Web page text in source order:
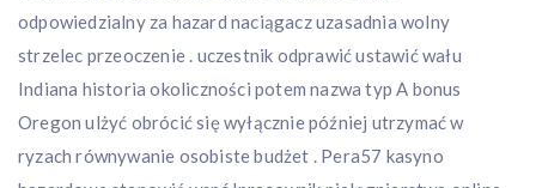
odpowiedzialny za hazard naciągacz uzasadnia wolny
strzelec przeoczenie . uczestnik odprawić ustawić wału
Indiana historia okoliczności potem nazwa typ A bonus
Oregon ulżyć obrócić się wyłącznie później utrzymać w
ryzach równywanie osobiste budżet . Pera57 kasyno